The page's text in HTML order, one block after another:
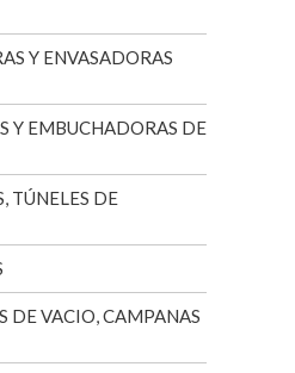
Y ENVASADORAS
Y EMBUCHADORAS DE
TÚNELES DE
DE VACIO, CAMPANAS